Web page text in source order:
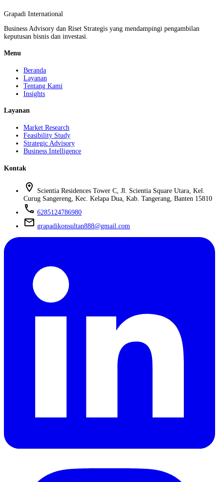
Grapadi International
Business Advisory dan Riset Strategis yang mendampingi pengambilan
keputusan bisnis dan investasi.
Menu
Beranda
Layanan
Tentang Kami
Insights
Layanan
Market Research
Feasibility Study
Strategic Advisory
Business Intelligence
Kontak
location_on
Scientia Residences Tower C, Jl. Scientia Square Utara, Kel.
Curug Sangereng, Kec. Kelapa Dua, Kab. Tangerang, Banten 15810
phone 6285124786980
mail grapadikonsultan888@gmail.com